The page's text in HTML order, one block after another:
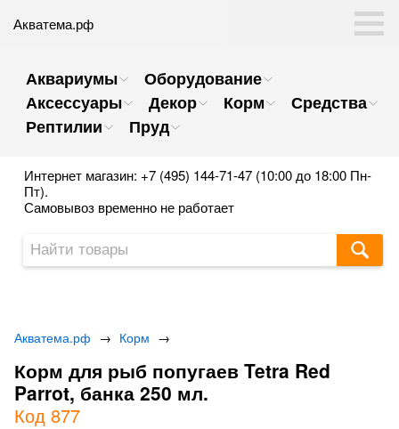
Акватема.рф
Аквариумы
Оборудование
Аксессуары
Декор Корм
Средства
Рептилии
Пруд
Интернет магазин: +7 (495) 144-71-47 (10:00 до 18:00 Пн-
Пт).
Самовывоз временно не работает
Акватема.рф → Корм →
Корм для рыб попугаев Tetra Red
Parrot, банка 250 мл.
Код 877